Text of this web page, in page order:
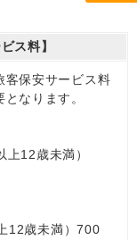
ス料】
客保安サービス料
なります。
12歳未満）
12歳未満）700